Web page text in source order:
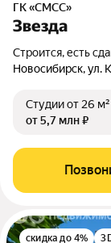
ГК «СМСС»
Звезда
Строится, есть
Новосибирск, ул.
Студииот 26 м²
от 5,7 млн ₽
скидка до 4%